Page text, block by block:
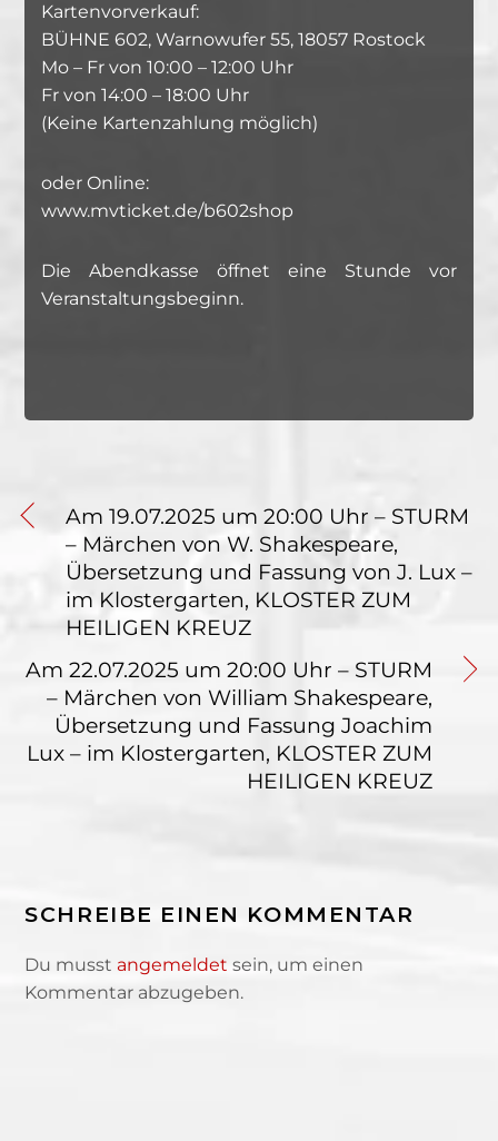
Kartenvorverkauf:
BÜHNE 602, Warnowufer 55, 18057 Rostock
Mo – Fr von 10:00 – 12:00 Uhr
Fr von 14:00 – 18:00 Uhr
(Keine Kartenzahlung möglich)
oder Online:
www.mvticket.de/b602shop
Die Abendkasse öffnet eine Stunde vor
Veranstaltungsbeginn.
Am 19.07.2025 um 20:00 Uhr – STURM
– Märchen von W. Shakespeare,
Übersetzung und Fassung von J. Lux –
im Klostergarten, KLOSTER ZUM
HEILIGEN KREUZ
Am 22.07.2025 um 20:00 Uhr – STURM
– Märchen von William Shakespeare,
Übersetzung und Fassung Joachim
Lux – im Klostergarten, KLOSTER ZUM
HEILIGEN KREUZ
SCHREIBE EINEN KOMMENTAR
Du musst angemeldet sein, um einen
Kommentar abzugeben.